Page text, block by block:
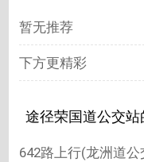
暂无推荐
下方更精彩
途径荣国道公交
642路上行(龙洲道